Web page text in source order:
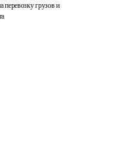
перевозку грузов и